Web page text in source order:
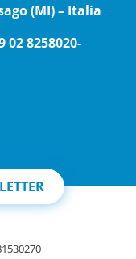
(MI) – Italia
02 8258020-